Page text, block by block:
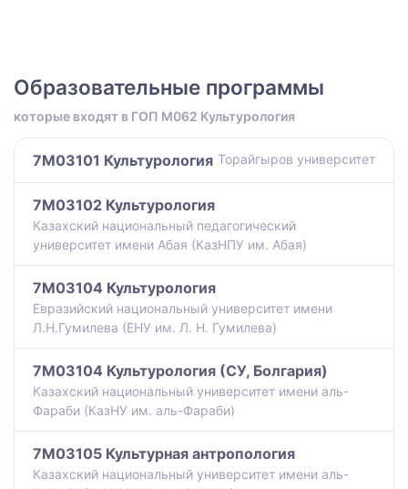
Образовательные программы
которые входят в ГОП M062 Культурология
7M03101 Культурология Торайгыров университет
7M03102 Культурология
Казахский национальный педагогический
университет имени Абая (КазНПУ им. Абая)
7M03104 Культурология
Евразийский национальный университет имени
Л.Н.Гумилева (ЕНУ им. Л. Н. Гумилева)
7M03104 Культурология (СУ, Болгария)
Казахский национальный университет имени аль-
Фараби (КазНУ им. аль-Фараби)
7M03105 Культурная антропология
Казахский национальный университет имени аль-